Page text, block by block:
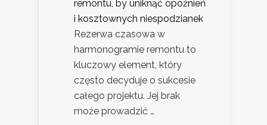
remontu, by uniknąć opóźnień
i kosztownych niespodzianek
Rezerwa czasowa w
harmonogramie remontu to
kluczowy element, który
często decyduje o sukcesie
całego projektu. Jej brak
może prowadzić …